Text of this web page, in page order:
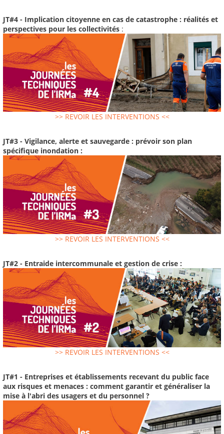
JT#4 - Implication citoyenne en cas de catastrophe : réalités et
perspectives pour les collectivités :
>> REVOIR LES INTERVENTIONS <<
JT#3 - Vigilance, alerte et sauvegarde : prévoir son plan
spécifique inondation :
>> REVOIR LES INTERVENTIONS <<
JT#2 - Entraide intercommunale et gestion de crise :
>> REVOIR LES INTERVENTIONS <<
JT#1 - Entreprises et établissements recevant du public face
aux risques et menaces : comment garantir et généraliser la
mise à l'abri des usagers et du personnel ?